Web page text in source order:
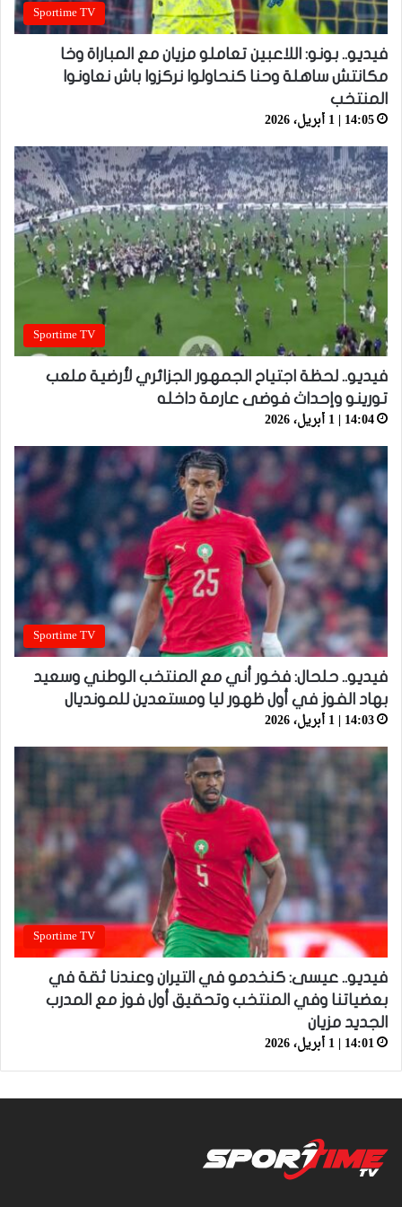
Sportime TV
فيديو.. بونو: اللاعبين تعاملو مزيان مع المباراة وخا
مكانتش ساهلة وحنا كنحاولوا نركزوا باش نعاونوا
المنتخب
14:05 | 1 أبريل، 2026
Sportime TV
فيديو.. لحظة اجتياح الجمهور الجزائري لأرضية ملعب
تورينو وإحداث فوضى عارمة داخله
14:04 | 1 أبريل، 2026
Sportime TV
فيديو.. حلحال: فخور أني مع المنتخب الوطني وسعيد
بهاد الفوز في أول ظهور ليا ومستعدين للمونديال
14:03 | 1 أبريل، 2026
Sportime TV
فيديو.. عيسى: كنخدمو في التيران وعندنا ثقة في
بعضياتنا وفي المنتخب وتحقيق أول فوز مع المدرب
الجديد مزيان
14:01 | 1 أبريل، 2026